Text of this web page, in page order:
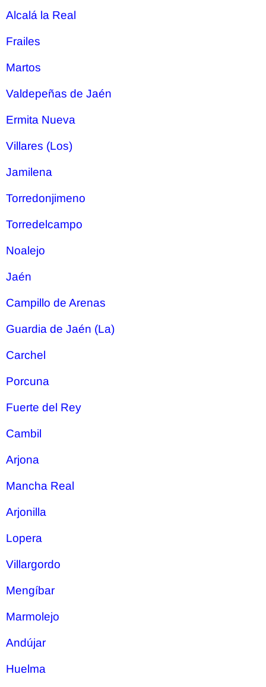
Alcalá la Real
Frailes
Martos
Valdepeñas de Jaén
Ermita Nueva
Villares (Los)
Jamilena
Torredonjimeno
Torredelcampo
Noalejo
Jaén
Campillo de Arenas
Guardia de Jaén (La)
Carchel
Porcuna
Fuerte del Rey
Cambil
Arjona
Mancha Real
Arjonilla
Lopera
Villargordo
Mengíbar
Marmolejo
Andújar
Huelma